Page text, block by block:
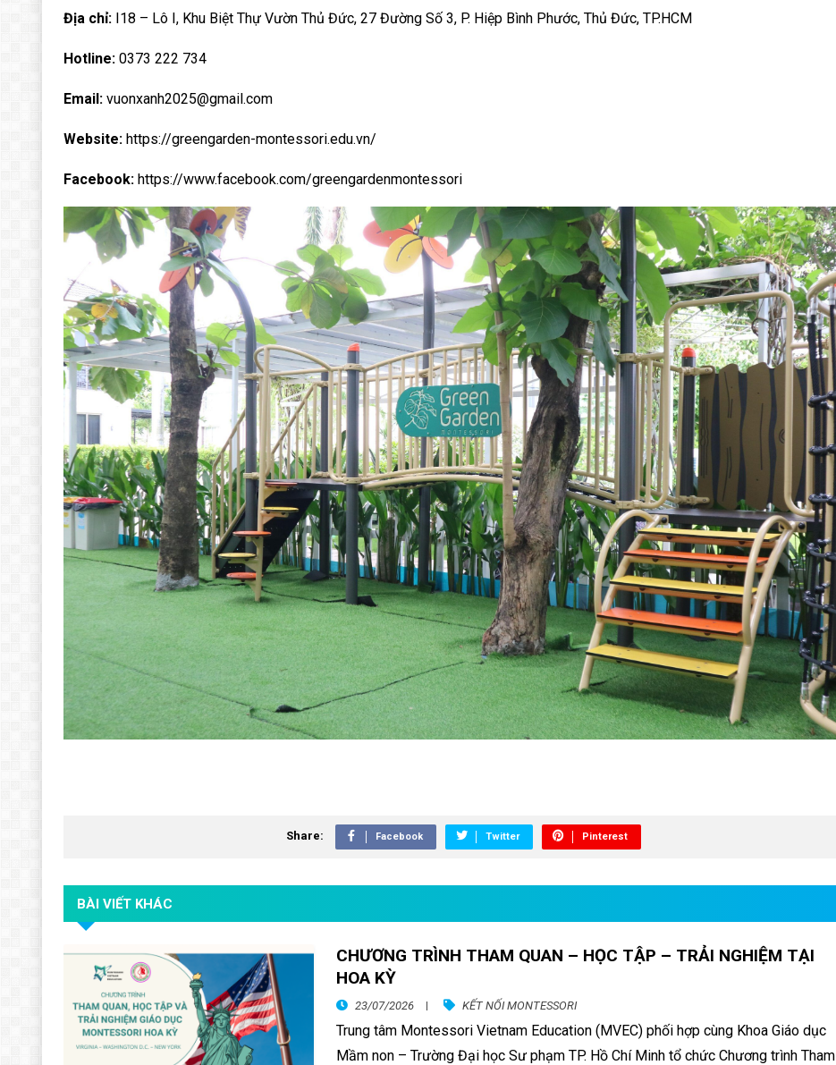
Địa chỉ: I18 – Lô I, Khu Biệt Thự Vườn Thủ Đức, 27 Đường Số 3, P. Hiệp Bình Phước, Thủ Đức, TP.HCM
Hotline: 0373 222 734
Email: vuonxanh2025@gmail.com
Website: https://greengarden-montessori.edu.vn/
Facebook: https://www.facebook.com/greengardenmontessori
Share: Facebook Twitter Pinterest
BÀI VIẾT KHÁC
CHƯƠNG TRÌNH THAM QUAN – HỌC TẬP – TRẢI NGHIỆM TẠI
HOA KỲ
23/07/2026 KẾT NỐI MONTESSORI
Trung tâm Montessori Vietnam Education (MVEC) phối hợp cùng Khoa Giáo dục
Mầm non – Trường Đại học Sư phạm TP. Hồ Chí Minh tổ chức Chương trình Tham